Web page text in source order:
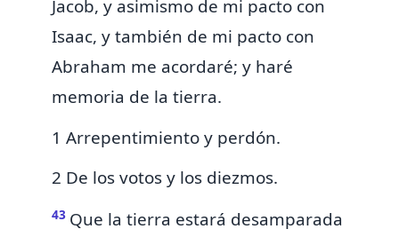
Jacob, y asimismo de mi pacto con
Isaac, y también de mi pacto con
Abraham me acordaré; y haré
memoria de la tierra.
1 Arrepentimiento y perdón.
2 De los votos y los diezmos.
43 Que la tierra estará desamparada